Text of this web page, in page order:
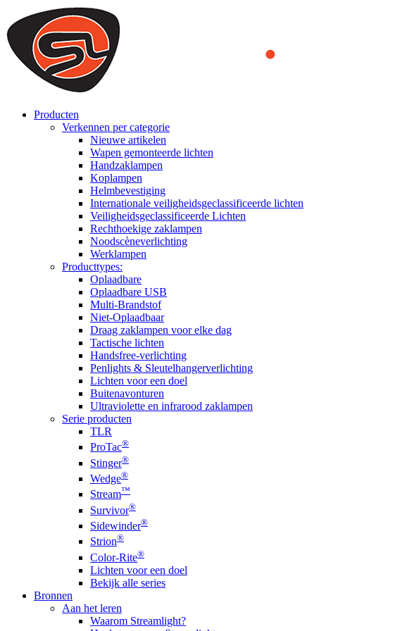
We use cookies to ensure that we provide you the best experience on our website. By
you a better experience. To learn more or to find out how you can disable cookies, you can
ACCEPT AND CLOSE
Producten
Verkennen per categorie
Nieuwe artikelen
Wapen gemonteerde lichten
Handzaklampen
Koplampen
Helmbevestiging
Internationale veiligheidsgeclassificeerde lichten
Veiligheidsgeclassificeerde Lichten
Rechthoekige zaklampen
Noodscèneverlichting
Werklampen
Producttypes:
Oplaadbare
Oplaadbare USB
Multi-Brandstof
Niet-Oplaadbaar
Draag zaklampen voor elke dag
Tactische lichten
Handsfree-verlichting
Penlights & Sleutelhangerverlichting
Lichten voor een doel
Buitenavonturen
Ultraviolette en infrarood zaklampen
Serie producten
TLR
ProTac®
Stinger®
Wedge®
Stream™
Survivor®
Sidewinder®
Strion®
Color-Rite®
Lichten voor een doel
Bekijk alle series
Bronnen
Aan het leren
Waarom Streamlight?